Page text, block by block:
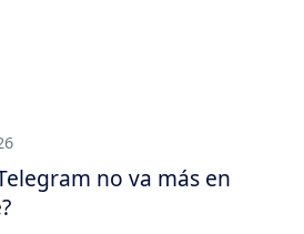
no va más en